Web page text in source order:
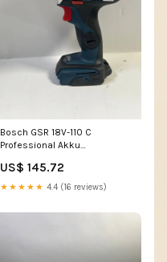
Bosch GSR 18V-110 C
Professional Akku
Brushless Solo ( 06019G0108
) - Leicht Gebraucht C - B-
US$ 145.72
★★★★★ 4.4 (16 reviews)